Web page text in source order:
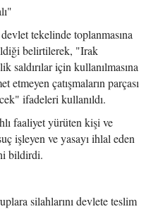
tekelinde toplanmasına
belirtilerek, "Irak
saldırılar için kullanılmasına
etmeyen çatışmaların parçası
ifadeleri kullanıldı.
faaliyet yürüten kişi ve
işleyen ve yasayı ihlal eden
bildirdi.
silahlarını devlete teslim